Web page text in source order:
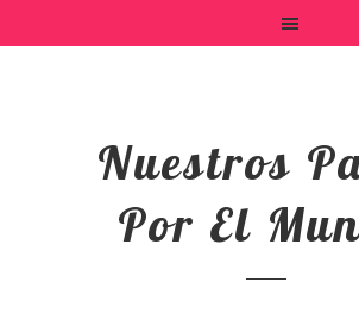
Nuestros
Por El